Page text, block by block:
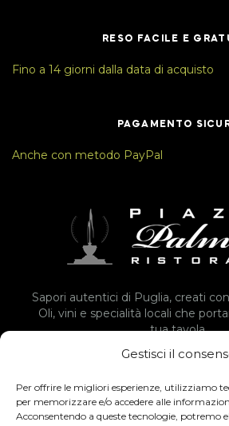
Gestisci il
Per offrire le migliori esperienze, utilizziamo
per memorizzare e/o accedere alle
Acconsentendo a queste tecnologie, potremo
RESO FACILE E
Fino a 14 giorni dalla data di acquisto
PAGAMENTO
Anche con metodo PayPal
Sapori autentici di Puglia, creati
Oli, vini e specialità locali che
tua tavola.
Vai Allo Shop